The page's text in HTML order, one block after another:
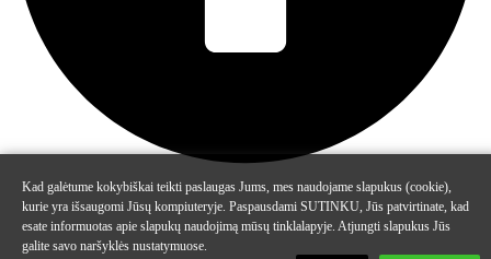
Kad galėtume kokybiškai teikti paslaugas Jums, mes naudojame slapukus (cookie),
kurie yra išsaugomi Jūsų kompiuteryje. Paspausdami SUTINKU, Jūs patvirtinate, kad
esate informuotas apie slapukų naudojimą mūsų tinklalapyje. Atjungti slapukus Jūs
galite savo naršyklės nustatymuose.